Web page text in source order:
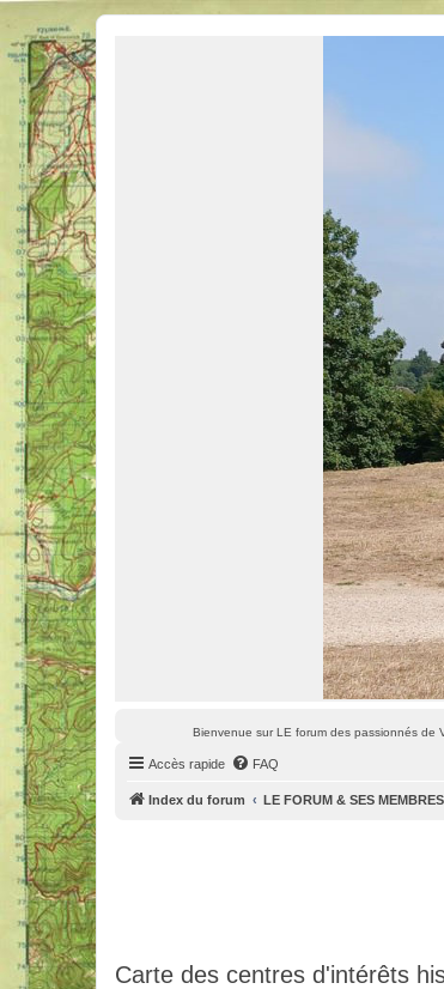
Bienvenue sur LE forum des passionnés de Véhicules
Bienvenue sur LE forum des passionnés de
Accès rapide FAQ
Index du forum LE FORUM & SES MEMBRES
Carte des centres d'intérêts